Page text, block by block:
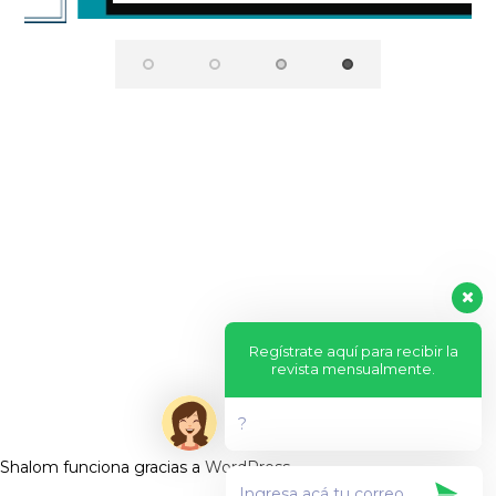
Shalom funciona gracias a WordPress
Regístrate aquí para recibir la
revista mensualmente.
?